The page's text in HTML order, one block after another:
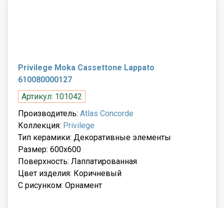
Privilege Moka Cassettone Lappato
610080000127
Артикул: 101042
Производитель: Atlas Concorde
Коллекция: Privilege
Тип керамики: Декоративные элементы
Размер: 600x600
Поверхность: Лаппатированная
Цвет изделия: Коричневый
С рисунком: Орнамент